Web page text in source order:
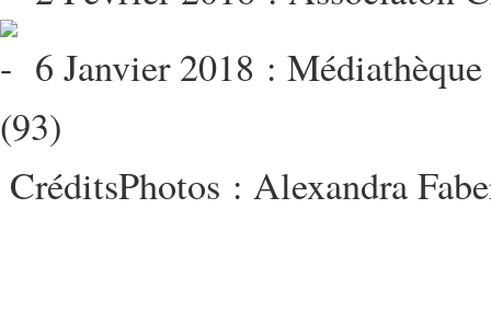
6 Janvier 2018 :
(93)
CréditsPhotos : Alexandra